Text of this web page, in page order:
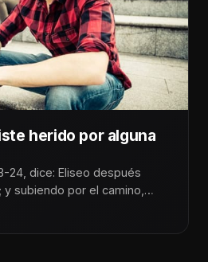
herido por alguna
Eliseo después
subiendo por el camino,